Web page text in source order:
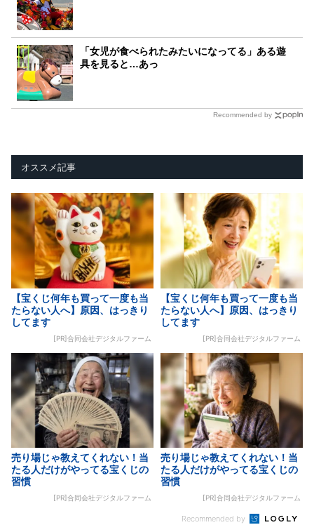
「女児が食べられたみたいになってる」ある遊
具を見ると…あっ
Recommended by
オススメ記事
【宝くじ何年も買って一度も当
たらない人へ】原因、はっきり
してます
[PR]合同会社デジタルファーム
【宝くじ何年も買って一度も当
たらない人へ】原因、はっきり
してます
[PR]合同会社デジタルファーム
売り場じゃ教えてくれない！当
たる人だけがやってる宝くじの
習慣
[PR]合同会社デジタルファーム
売り場じゃ教えてくれない！当
たる人だけがやってる宝くじの
習慣
[PR]合同会社デジタルファーム
Recommended by